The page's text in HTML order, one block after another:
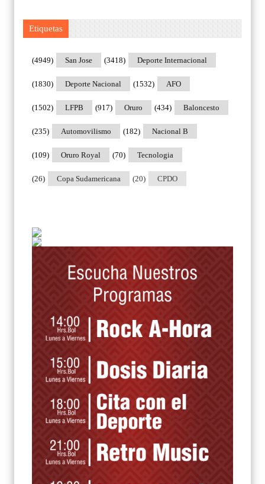
Etiquetas
San Jose
(4949) Deporte Internacional
(3418)
Deporte Nacional
(1830) AFO
(1532)
LFPB
(1502) Oruro
(917) Baloncesto
(434)
Automovilismo
(235) Nacional B
(182)
Oruro Royal
(109) Tecnologia
(70)
Copa Sudamericana
(26) CPDO
(20)